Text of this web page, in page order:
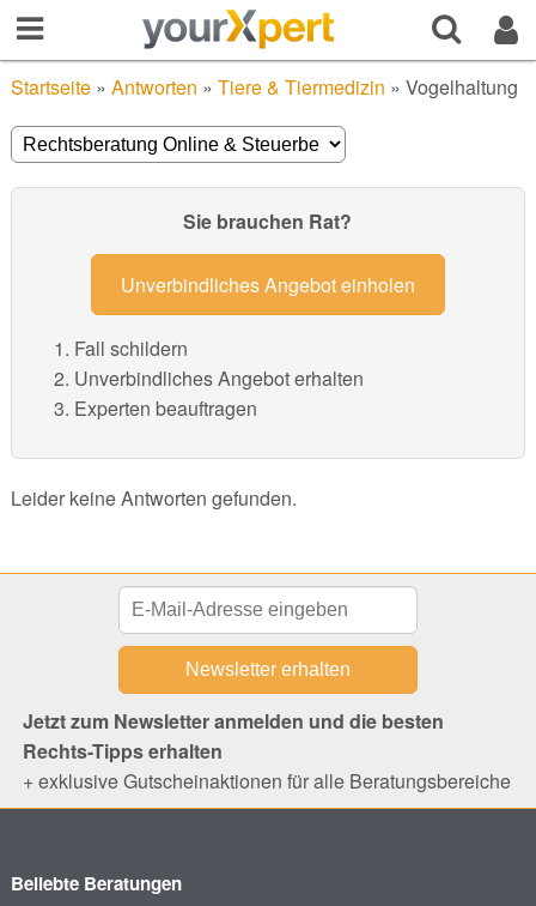
Startseite» Antworten » Tiere & Tiermedizin » Vogelhaltung
Sie brauchen Rat?
Unverbindliches Angebot einholen
Fall schildern
Unverbindliches Angebot erhalten
Experten beauftragen
Leider keine Antworten gefunden.
Jetzt zum Newsletter anmelden und die besten
Rechts-Tipps erhalten
+ exklusive Gutscheinaktionen für alle Beratungsbereiche
Beliebte Beratungen